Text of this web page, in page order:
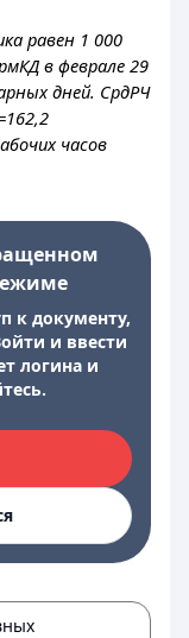
равен 1 000
в феврале 29
дней. СрдРЧ
часов
к документу,
и ввести
логина и